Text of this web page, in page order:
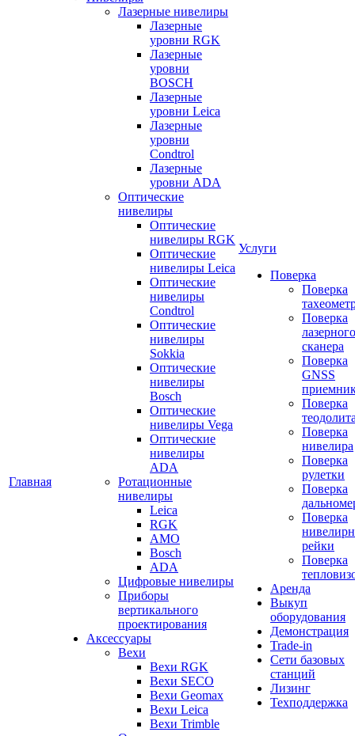
Главная
Лазерные нивелиры
Лазерные
уровни RGK
Лазерные
уровни
BOSCH
Лазерные
уровни Leica
Лазерные
уровни
Condtrol
Лазерные
уровни ADA
Оптические
нивелиры
Оптические
нивелиры RGK
Оптические
нивелиры Leica
Оптические
нивелиры
Condtrol
Оптические
нивелиры
Sokkia
Оптические
нивелиры
Bosch
Оптические
нивелиры Vega
Оптические
нивелиры
ADA
Ротационные
нивелиры
Leica
RGK
AMO
Bosch
ADA
Цифровые нивелиры
Приборы
вертикального
проектирования
Аксессуары
Вехи
Вехи RGK
Вехи SECO
Вехи Geomax
Вехи Leica
Вехи Trimble
Услуги
Поверка
Поверка
Поверка
лазерного
сканера
Поверка
GNSS
Поверка
Поверка
нивелира
Поверка
рулетки
Поверка
Поверка
рейки
Поверка
Аренда
Выкуп
оборудования
Демонстрация
Trade-in
Сети базовых
станций
Лизинг
Техподдержка